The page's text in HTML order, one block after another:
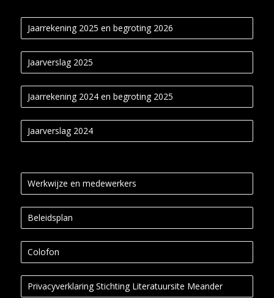
Jaarrekening 2025 en begroting 2026
Jaarverslag 2025
Jaarrekening 2024 en begroting 2025
Jaarverslag 2024
Werkwijze en medewerkers
Beleidsplan
Colofon
Privacyverklaring Stichting Literatuursite Meander